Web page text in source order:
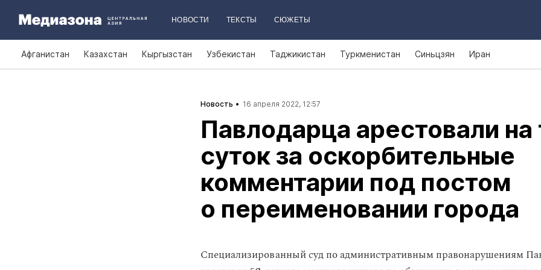
НОВОСТИ ТЕКСТЫ СЮЖЕТЫ
Афганистан Казахстан Кыргызстан Узбекистан Таджикистан Туркменистан Синьцзян Иран
Новость 16 апреля 2022, 12:57
Павлодарца арестовали на
суток за оскорбительные
комментарии под постом
о переименовании города
Специализированный суд по административным правонарушениям